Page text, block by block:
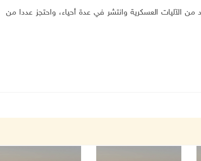
من الآليات العسكرية وانتشر في عدة أحياء، واحتجز عددا من